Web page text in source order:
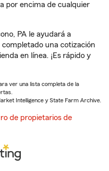
por encima de cualquier
PA le ayudará a
una cotización
en línea. ¡Es rápido y
ver una lista completa de la
Intelligence y State Farm Archive.
de propietarios de